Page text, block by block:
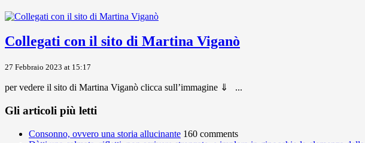
Collegati con il sito di Martina Viganò
27 Febbraio 2023 at 15:17
per vedere il sito di Martina Viganò clicca sull’immagine ⇓ ...
Gli articoli più letti
Consonno, ovvero una storia allucinante 160 comments